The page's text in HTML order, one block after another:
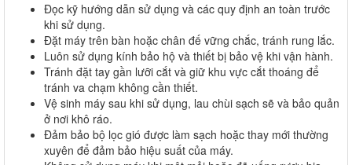
Đọc kỹ hướng dẫn sử dụng và các quy định an toàn trước
khi sử dụng.
Đặt máy trên bàn hoặc chân đế vững chắc, tránh rung lắc.
Luôn sử dụng kính bảo hộ và thiết bị bảo vệ khi vận hành.
Tránh đặt tay gần lưỡi cắt và giữ khu vực cắt thoáng để
tránh va chạm không cần thiết.
Vệ sinh máy sau khi sử dụng, lau chùi sạch sẽ và bảo quản
ở nơi khô ráo.
Đảm bảo bộ lọc gió được làm sạch hoặc thay mới thường
xuyên để đảm bảo hiệu suất của máy.